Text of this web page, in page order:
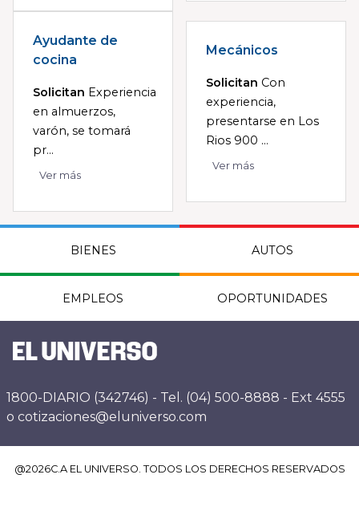
Ayudante de
cocina
Solicitan Experiencia
en almuerzos,
varón, se tomará
pr...
Ver más
Mecánicos
Solicitan Con
experiencia,
presentarse en Los
Rios 900 ...
Ver más
BIENES AUTOS
EMPLEOS OPORTUNIDADES
1800-DIARIO (342746) - Tel. (04) 500-8888 - Ext 4555
o cotizaciones@eluniverso.com
@2026C.A EL UNIVERSO. TODOS LOS DERECHOS RESERVADOS